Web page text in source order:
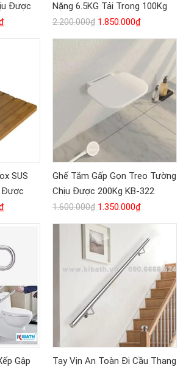
Được
Nặng 6.5KG Tải Trọng 100Kg
KB-336
2.200.000₫ 1.850.000₫
SUS
Được
331
Ghế Tắm Gấp Gọn Treo Tường
Chịu Được 200Kg KB-322
1.600.000₫ 1.350.000₫
Gập
Tay Vịn An Toàn Đi Cầu Thang